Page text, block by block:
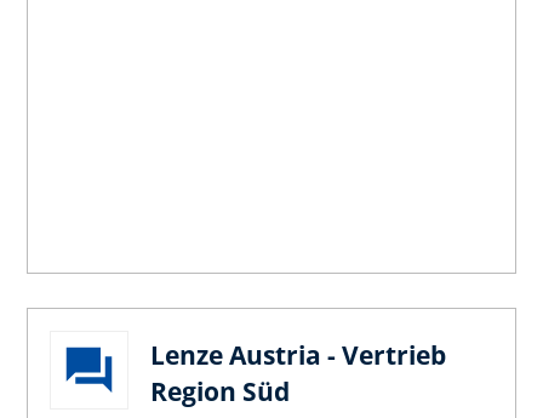
Lenze Austria - Vertrieb
Region Süd